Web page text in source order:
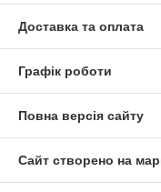
Доставка та оплата
Графік роботи
Повна версія сайту
Сайт створено на